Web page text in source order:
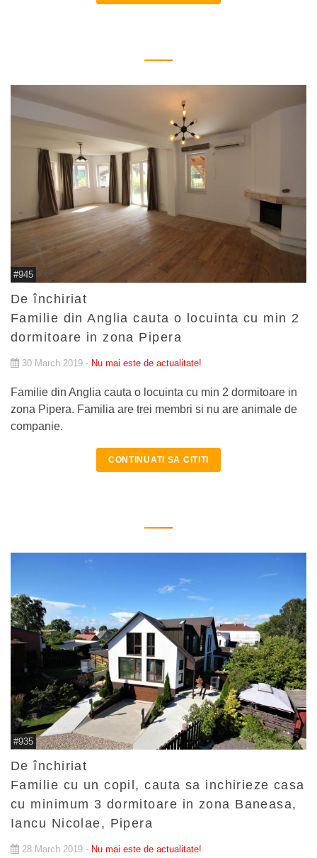
#945
De închiriat
Familie din Anglia cauta o locuinta cu min 2
dormitoare in zona Pipera
30 March 2019 - Nu mai este de actualitate!
Familie din Anglia cauta o locuinta cu min 2 dormitoare in
zona Pipera. Familia are trei membri si nu are animale de
companie.
CONTINUATI SA CITITI
#935
De închiriat
Familie cu un copil, cauta sa inchirieze casa
cu minimum 3 dormitoare in zona Baneasa,
Iancu Nicolae, Pipera
28 March 2019 - Nu mai este de actualitate!